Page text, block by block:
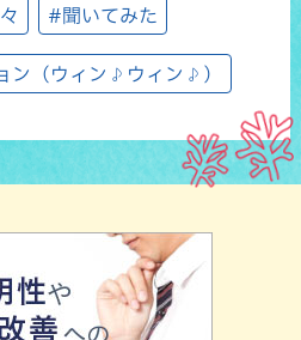
#聞いてみた
ン（ウィン♪ウィン♪）